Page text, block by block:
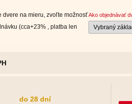
dvere na mieru, zvoľte možnosť
(cca+23% , platba len
Ako objednávať
do 28 dní